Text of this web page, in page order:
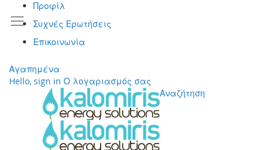
Προφίλ
Συχνές Ερωτήσεις
Επικοινωνία
Αγαπημένα
Hello, sign in Ο λογαριασμός σας
Αναζήτηση